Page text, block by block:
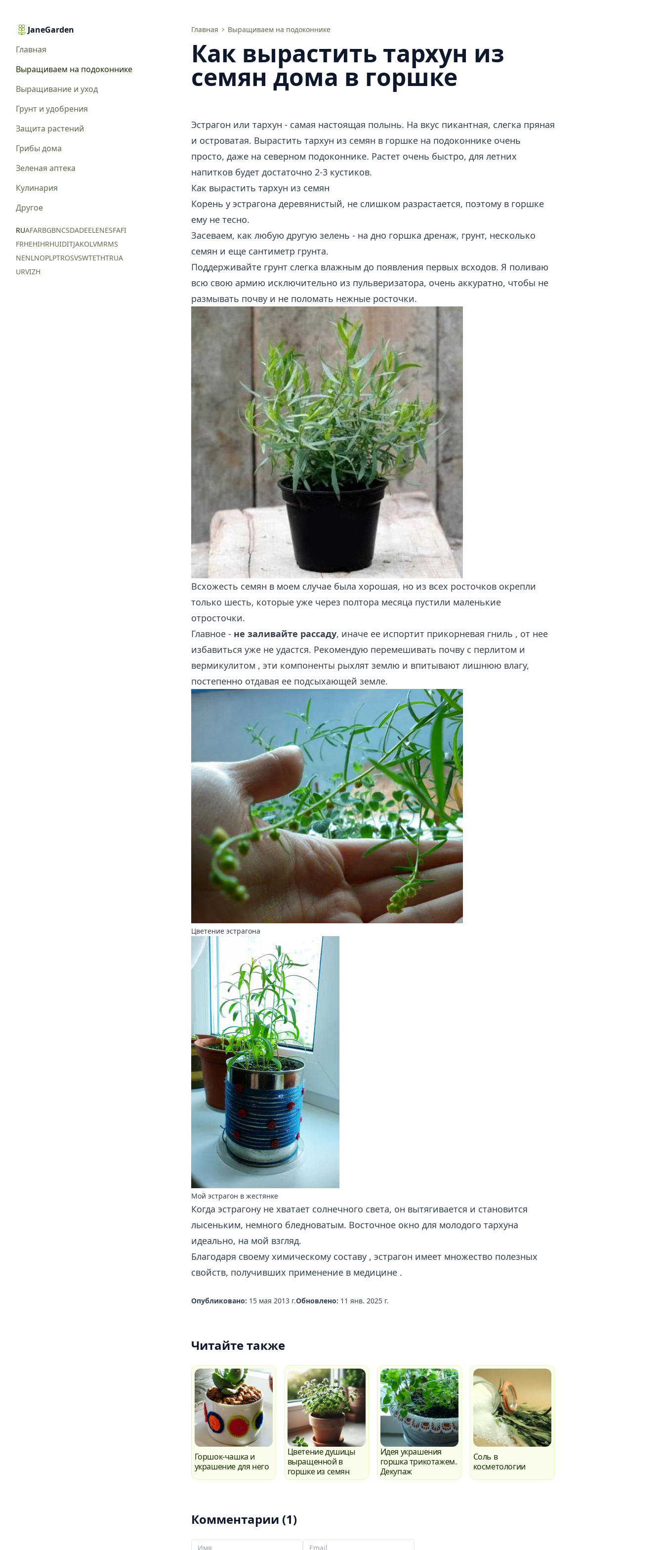
JaneGarden
Главная
Выращиваем на подоконнике
Выращивание и уход
Грунт и удобрения
Защита растений
Грибы дома
Зеленая аптека
Кулинария
Другое
RUAFARBGBNCSDADEELENESFAFI
FRHEHIHRHUIDITJAKOLVMRMS
NENLNOPLPTROSVSWTETHTRUA
URVIZH
Главная Выращиваем на подоконнике
Как вырастить тархун из семян дома в горшке
Как вырастить тархун из
семян дома в горшке
Эстрагон или тархун - самая настоящая полынь. На вкус пикантная, слегка пряная
и островатая. Вырастить тархун из семян в горшке на подоконнике очень
просто, даже на северном подоконнике. Растет очень быстро, для летних
напитков будет достаточно 2-3 кустиков.
Как вырастить тархун из семян
Корень у эстрагона деревянистый, не слишком разрастается, поэтому в горшке
ему не тесно.
Засеваем, как любую другую зелень - на дно горшка дренаж, грунт, несколько
семян и еще сантиметр грунта.
Поддерживайте грунт слегка влажным до появления первых всходов. Я поливаю
всю свою армию исключительно из пульверизатора, очень аккуратно, чтобы не
размывать почву и не поломать нежные росточки.
Всхожесть семян в моем случае была хорошая, но из всех росточков окрепли
только шесть, которые уже через полтора месяца пустили маленькие
отросточки.
Главное - не заливайте рассаду, иначе ее испортит прикорневая гниль , от нее
избавиться уже не удастся. Рекомендую перемешивать почву с перлитом и
вермикулитом , эти компоненты рыхлят землю и впитывают лишнюю влагу,
постепенно отдавая ее подсыхающей земле.
Цветение эстрагона
Мой эстрагон в жестянке
Когда эстрагону не хватает солнечного света, он вытягивается и становится
лысеньким, немного бледноватым. Восточное окно для молодого тархуна
идеально, на мой взгляд.
Благодаря своему химическому составу, эстрагон имеет множество полезных
свойств, получивших применение в медицине.
Опубликовано: 15 мая 2013 г.Обновлено: 11 янв. 2025 г.
Читайте также
Горшок-чашка и
украшение для него
Цветение душицы
выращенной в
горшке из семян
Идея украшения
горшка трикотажем.
Декупаж
Соль в
косметологии
Комментарии (1)
Ваше Имя Ваш email